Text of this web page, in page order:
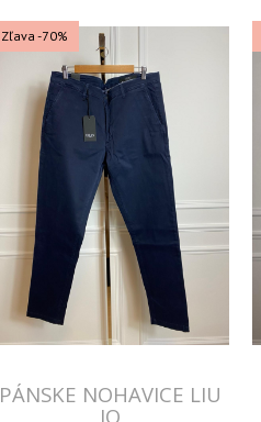
Zľava -70%
PÁNSKE NOHAVICE LIU
JO